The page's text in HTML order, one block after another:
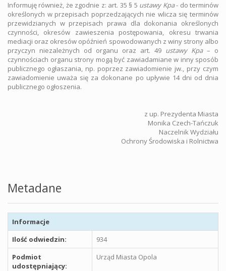
Informuję również, że zgodnie z: art. 35 § 5 ustawy Kpa- do terminów
określonych w przepisach poprzedzających nie wlicza się terminów
przewidzianych w przepisach prawa dla dokonania określonych
czynności, okresów zawieszenia postępowania, okresu trwania
mediacji oraz okresów opóźnień spowodowanych z winy strony albo
przyczyn niezależnych od organu oraz art. 49 ustawy Kpa– o
czynnościach organu strony mogą być zawiadamiane w inny sposób
publicznego ogłaszania, np. poprzez zawiadomienie jw., przy czym
zawiadomienie uważa się za dokonane po upływie 14 dni od dnia
publicznego ogłoszenia.
z up. Prezydenta Miasta
Monika Czech-Tańczuk
Naczelnik Wydziału
Ochrony Środowiska i Rolnictwa
Metadane
Informacje
Ilość odwiedzin:
934
Podmiot
udostępniający:
Urząd Miasta Opola